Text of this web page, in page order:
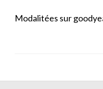
Modalitées sur